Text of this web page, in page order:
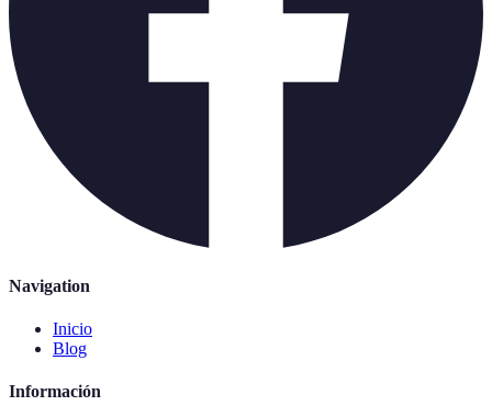
Navigation
Inicio
Blog
Información